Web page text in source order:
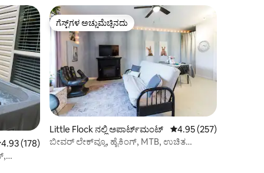
4.93 ಸರಾಸರಿ ರೇಟಿಂಗ್, 178 ವಿಮರ್ಶೆಗಳು
4.93 (178)
ಗೆಸ್ಟ್‌ಗಳ ಅಚ್ಚುಮೆಚ್ಚಿನದು
ಗೆಸ್ಟ್‌ಗಳ ಅಚ್ಚುಮೆಚ್ಚಿನದು
Little Flock ನಲ್ಲಿ ಅಪಾರ್ಟ್‌ಮಂಟ್ 5 ರಲ್ಲಿ 4.95 ಸರಾಸರಿ
4.95 (257)
ಬೀವರ್ ಲೇಕ್‌ವ್ಯೂ, ಹೈಕಿಂಗ್, MTB, ಉಚಿತ